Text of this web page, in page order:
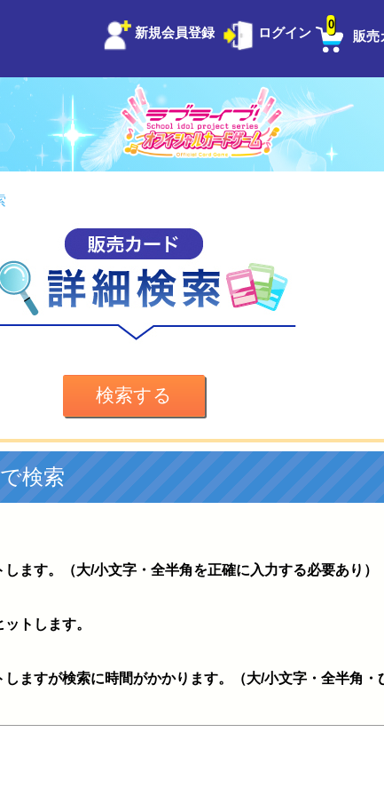
新規会員登録 ログイン 販売
0
検索する
検索
ます。（大/小文字・全半角を正確に入力する必要あり）
トします。
ますが検索に時間がかかります。（大/小文字・全半角・